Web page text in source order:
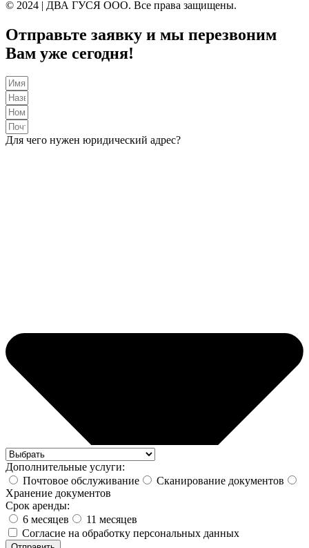
© 2024 | ДВА ГУСЯ OOO. Все права защищены.
Отправьте заявку и мы перезвоним
Вам уже сегодня!
Для чего нужен юридический адрес?
Дополнительные услуги:
Почтовое обслуживание
Сканирование документов
Хранение документов
Срок аренды:
6 месяцев
11 месяцев
Согласие на обработку персональных данных